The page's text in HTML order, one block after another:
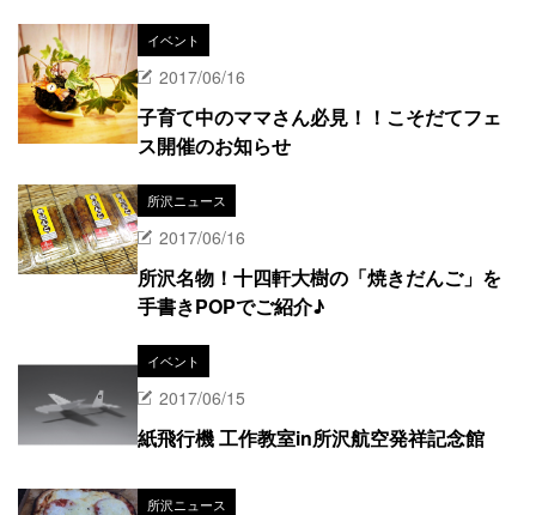
イベント
2017/06/16
子育て中のママさん必見！！こそだてフェ
ス開催のお知らせ
所沢ニュース
2017/06/16
所沢名物！十四軒大樹の「焼きだんご」を
手書きPOPでご紹介♪
イベント
2017/06/15
紙飛行機 工作教室in所沢航空発祥記念館
所沢ニュース